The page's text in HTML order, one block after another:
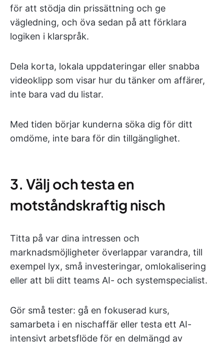
för att stödja din prissättning och ge
vägledning, och öva sedan på att förklara
logiken i klarspråk.
Dela korta, lokala uppdateringar eller snabba
videoklipp som visar hur du tänker om affärer,
inte bara vad du listar.
Med tiden börjar kunderna söka dig för ditt
omdöme, inte bara för din tillgänglighet.
3. Välj och testa en
motståndskraftig nisch
Titta på var dina intressen och
marknadsmöjligheter överlappar varandra, till
exempel lyx, små investeringar, omlokalisering
eller att bli ditt teams AI- och systemspecialist.
Gör små tester: gå en fokuserad kurs,
samarbeta i en nischaffär eller testa ett AI-
intensivt arbetsflöde för en delmängd av